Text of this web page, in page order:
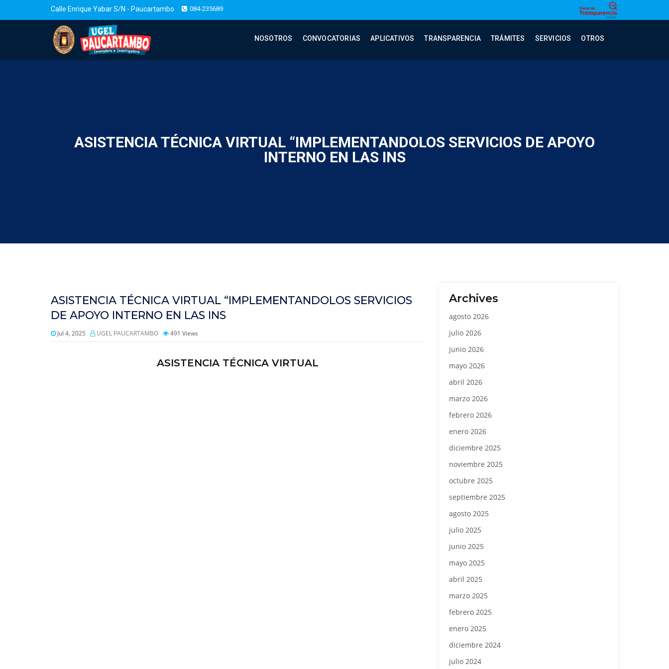
Calle Enrique Yabar S/N - Paucartambo 084-235689
NOSOTROS CONVOCATORIAS APLICATIVOS TRANSPARENCIA TRÁMITES SERVICIOS OTROS
ASISTENCIA TÉCNICA VIRTUAL “IMPLEMENTANDOLOS SERVICIOS DE APOYO
INTERNO EN LAS INS
ASISTENCIA TÉCNICA VIRTUAL “IMPLEMENTANDOLOS SERVICIOS
DE APOYO INTERNO EN LAS INS
Jul 4, 2025 UGEL PAUCARTAMBO 491 Views
ASISTENCIA TÉCNICA VIRTUAL
Archives
agosto 2026
julio 2026
junio 2026
mayo 2026
abril 2026
marzo 2026
febrero 2026
enero 2026
diciembre 2025
noviembre 2025
octubre 2025
septiembre 2025
agosto 2025
julio 2025
junio 2025
mayo 2025
abril 2025
marzo 2025
febrero 2025
enero 2025
diciembre 2024
julio 2024